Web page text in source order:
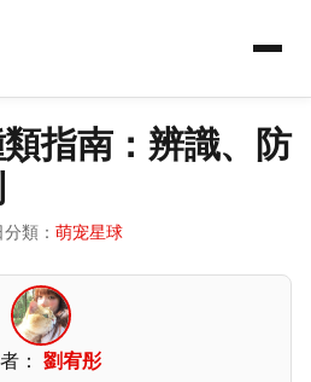
指南：辨識、防
分類： 萌宠星球
： 劉宥彤